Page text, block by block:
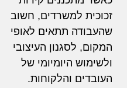
זכוכית למשרדים, חשוב
שהעבודה תתאים לאופי
המקום, לסגנון העיצובי
ולשימוש היומיומי של
העובדים והלקוחות.